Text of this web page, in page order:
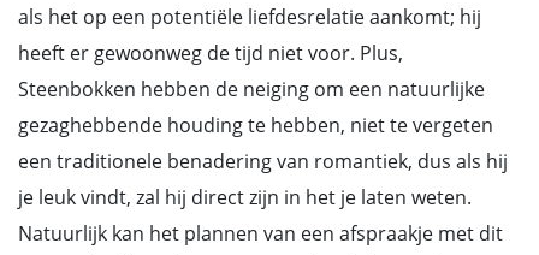
als het op een potentiële liefdesrelatie aankomt; hij
heeft er gewoonweg de tijd niet voor. Plus,
Steenbokken hebben de neiging om een natuurlijke
gezaghebbende houding te hebben, niet te vergeten
een traditionele benadering van romantiek, dus als hij
je leuk vindt, zal hij direct zijn in het je laten weten.
Natuurlijk kan het plannen van een afspraakje met dit